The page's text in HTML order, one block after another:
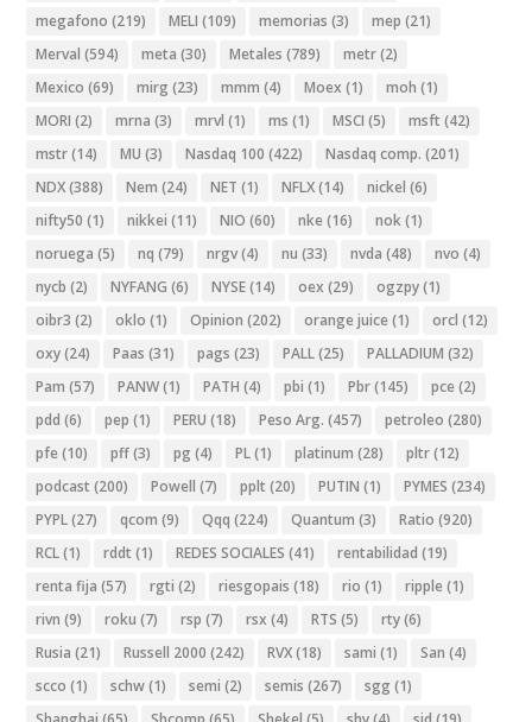
megafono (219) MELI (109) memorias (3) mep (21)
Merval (594) meta (30) Metales (789) metr(2)
Mexico (69) mirg (23) mmm (4) Moex (1) moh (1)
MORI (2) mrna (3) mrvl (1) ms (1) MSCI (5) msft (42)
mstr(14) MU (3) Nasdaq 100 (422) Nasdaq comp. (201)
NDX(388) Nem (24) NET (1) NFLX(14) nickel (6)
nifty50 (1) nikkei (11) NIO (60) nke (16) nok(1)
noruega (5) nq (79) nrgv(4) nu (33) nvda (48) nvo (4)
nycb (2) NYFANG (6) NYSE(14) oex (29) ogzpy(1)
oibr3 (2) oklo (1) Opinion (202) orange juice (1) orcl (12)
oxy(24) Paas (31) pags (23) PALL(25) PALLADIUM (32)
Pam (57) PANW(1) PATH (4) pbi (1) Pbr(145) pce (2)
pdd (6) pep (1) PERU (18) Peso Arg. (457) petroleo (280)
pfe (10) pff(3) pg (4) PL(1) platinum (28) pltr(12)
podcast (200) Powell (7) pplt (20) PUTIN (1) PYMES (234)
PYPL(27) qcom (9) Qqq (224) Quantum (3) Ratio (920)
RCL(1) rddt (1) REDES SOCIALES (41) rentabilidad (19)
renta fija (57) rgti (2) riesgopais (18) rio (1) ripple (1)
rivn (9) roku (7) rsp (7) rsx (4) RTS (5) rty(6)
Rusia (21) Russell 2000 (242) RVX(18) sami (1) San (4)
scco (1) schw(1) semi (2) semis (267) sgg (1)